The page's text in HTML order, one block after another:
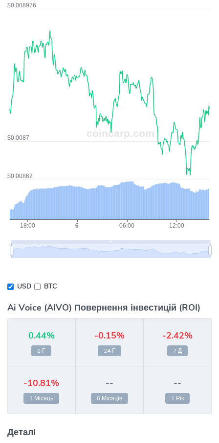
USD BTC
Ai Voice (AIVO) Повернення інвестицій (ROI)
0.44%
1 Г
-0.15%
24 Г
-2.42%
7 Д
-10.81%
1 Місяць
--
6 Місяців
--
1 Рік
Деталі